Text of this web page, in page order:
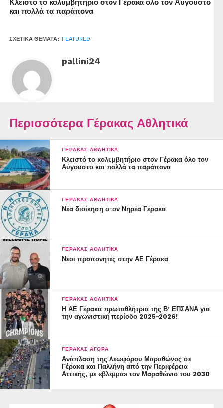
Κλειστό το κολυμβητήριο στον Γέρακα όλο τον Αύγουστο
και πολλά τα παράπονα
ΣΧΕΤΙΚΆ ΘΈΜΑΤΑ: FEATURED
pallini24
Περισσότερα Γέρακας Αθλητικά
ΓΈΡΑΚΑΣ ΑΘΛΗΤΙΚΆ
Κλειστό το κολυμβητήριο στον Γέρακα όλο τον
Αύγουστο και πολλά τα παράπονα
ΓΈΡΑΚΑΣ ΑΘΛΗΤΙΚΆ
Νέα διοίκηση στον Νηρέα Γέρακα
ΓΈΡΑΚΑΣ ΑΘΛΗΤΙΚΆ
Νέοι προπονητές στην ΑΕ Γέρακα
ΓΈΡΑΚΑΣ ΑΘΛΗΤΙΚΆ
Η ΑΕ Γέρακα πρωταθλήτρια της Β’ ΕΠΣΑΝΑ για
την αγωνιστική περίοδο 2025-2026!
ΓΈΡΑΚΑΣ ΑΓΟΡΆ
Ανάπλαση της Λεωφόρου Μαραθώνος σε
Γέρακα και Παλλήνη από την Περιφέρεια
Αττικής, με «βλέμμα» τον Μαραθώνιο του 2030